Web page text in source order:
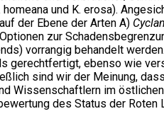
und K. erosa).
der Ebene der Arten A)
zur
vorrangig behandelt
gerechtfertigt, ebenso wie
sind wir der Meinung,
Wissenschaftlern im
des Status der Roten